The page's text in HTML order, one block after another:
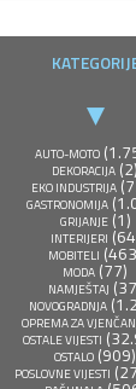
AUTO-MOTO
DEKORACIJA (2)
EKO INDUSTRIJA
GASTRONOMIJA
GRIJANJE(1)
INTERIJERI
MOBITELI
MODA (77)
NAMJEŠTAJ
NOVOGRADNJA
OPREMA ZA
OSTALE VIJESTI
OSTALO (909)
POSLOVNE VIJESTI